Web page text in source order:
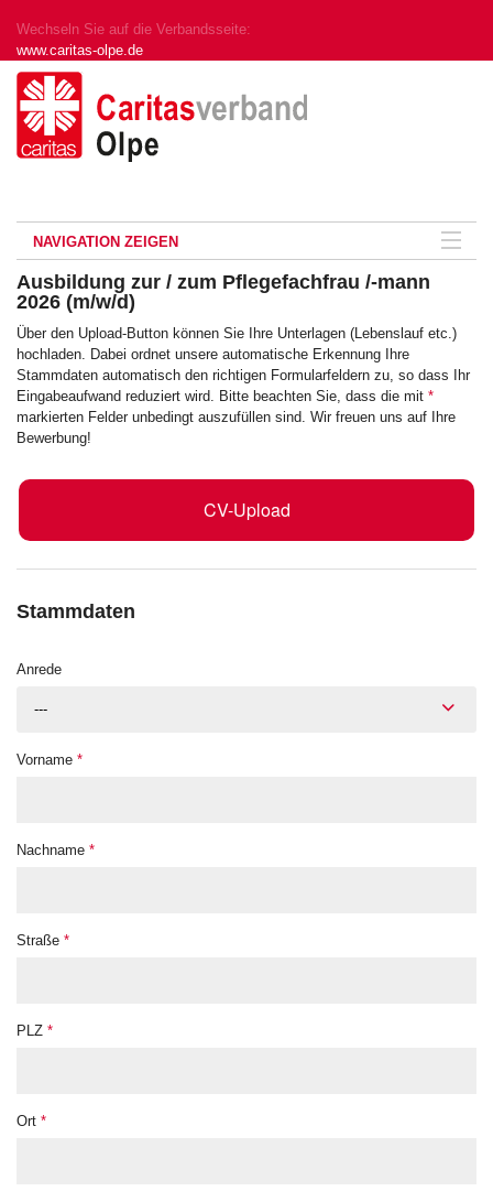
Wechseln Sie auf die Verbandsseite:
www.caritas-olpe.de
NAVIGATION ZEIGEN
Ausbildung zur / zum Pflegefachfrau /-mann
2026 (m/w/d)
Über den Upload-Button können Sie Ihre Unterlagen (Lebenslauf etc.)
hochladen. Dabei ordnet unsere automatische Erkennung Ihre
Stammdaten automatisch den richtigen Formularfeldern zu, so dass Ihr
Eingabeaufwand reduziert wird. Bitte beachten Sie, dass die mit *
markierten Felder unbedingt auszufüllen sind. Wir freuen uns auf Ihre
Bewerbung!
CV-Upload
Stammdaten
Anrede
---
Vorname *
Nachname *
Straße *
PLZ *
Ort *